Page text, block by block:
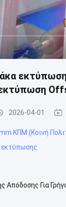
2026-04-01
ΚΠΜ (Κοινή
εκτύπωσης
Απόδοσης Για